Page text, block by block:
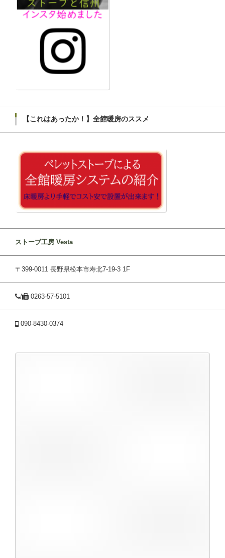
【これはあったか！】全館暖房のススメ
ストーブ工房 Vesta
〒399-0011 長野県松本市寿北7-19-3 1F
/ 0263-57-5101
090-8430-0374